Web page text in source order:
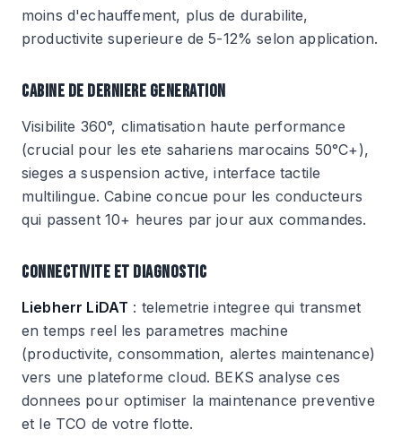
moins d'echauffement, plus de durabilite,
productivite superieure de 5-12% selon application.
CABINE DE DERNIERE GENERATION
Visibilite 360°, climatisation haute performance
(crucial pour les ete sahariens marocains 50°C+),
sieges a suspension active, interface tactile
multilingue. Cabine concue pour les conducteurs
qui passent 10+ heures par jour aux commandes.
CONNECTIVITE ET DIAGNOSTIC
Liebherr LiDAT : telemetrie integree qui transmet
en temps reel les parametres machine
(productivite, consommation, alertes maintenance)
vers une plateforme cloud. BEKS analyse ces
donnees pour optimiser la maintenance preventive
et le TCO de votre flotte.